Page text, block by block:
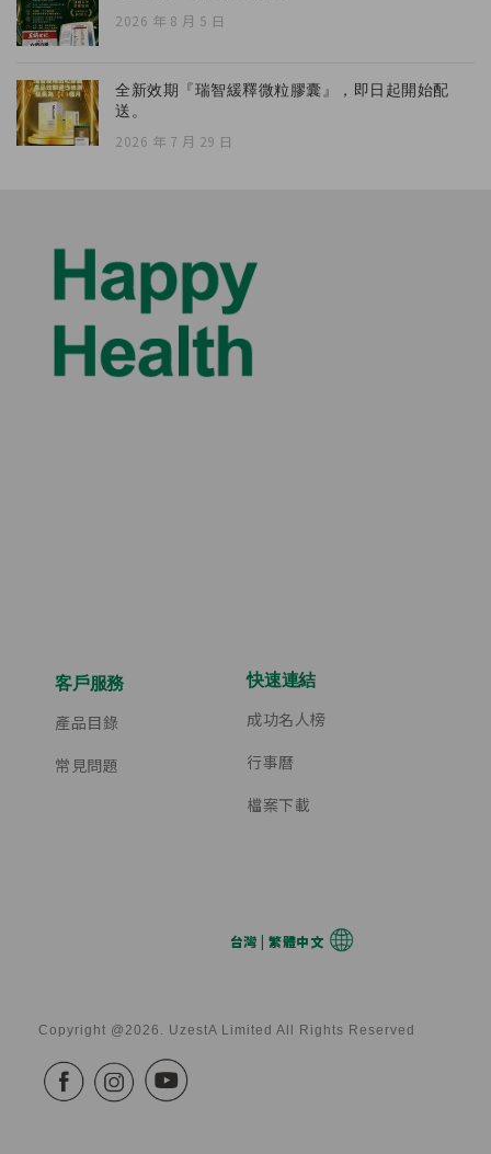
2026 年 8 月 5 日
全新效期『瑞智緩釋微粒膠囊』，即日起開始配
送。
2026 年 7 月 29 日
客戶服務
產品目錄
常見問題
快速連結
成功名人榜
行事曆
檔案下載
台灣 | 繁體中文
Copyright @2026. UzestA Limited All Rights Reserved